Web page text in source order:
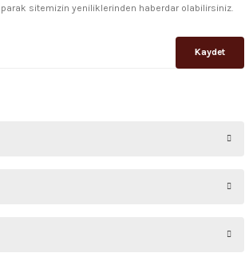
sitemizin yeniliklerinden haberdar olabilirsiniz.
Kaydet